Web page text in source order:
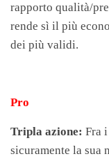
rapporto qualità/
rende sì il più
dei più validi.
Pro
Tripla azione: Fra
sicuramente la sua